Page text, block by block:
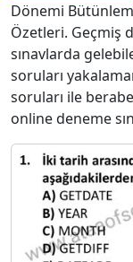
Dönemi
Özetleri. Geçmiş
sınavlarda
soruları
soruları ile
online deneme